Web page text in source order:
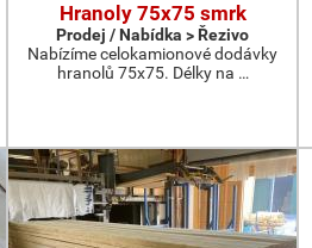
Hranoly 75x75 smrk
Prodej / Nabídka > Řezivo
Nabízíme celokamionové dodávky
hranolů 75x75. Délky na …